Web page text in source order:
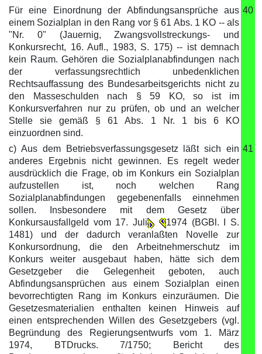
Für eine Einordnung der Abfindungsansprüche aus
einem Sozialplan in den Rang vor § 61 Abs. 1 KO -- als
"Nr. 0" (Jauernig, Zwangsvollstreckungs- und
Konkursrecht, 16. Aufl., 1983, S. 175) -- ist demnach
kein Raum. Gehören die Sozialplanabfindungen nach
der verfassungsrechtlich unbedenklichen
Rechtsauffassung des Bundesarbeitsgerichts nicht zu
den Masseschulden nach § 59 KO, so ist im
Konkursverfahren nur zu prüfen, ob und an welcher
Stelle sie gemäß § 61 Abs. 1 Nr. 1 bis 6 KO
einzuordnen sind.
40
c) Aus dem Betriebsverfassungsgesetz läßt sich ein
anderes Ergebnis nicht gewinnen. Es regelt weder
ausdrücklich die Frage, ob im Konkurs ein Sozialplan
aufzustellen ist, noch welchen Rang
Sozialplanabfindungen gegebenenfalls einnehmen
sollen. Insbesondere mit dem Gesetz über
Konkursausfallgeld vom 17. Juli
1974 (BGBl. I S.
1481) und der dadurch veranlaßten Novelle zur
Konkursordnung, die den Arbeitnehmerschutz im
Konkurs weiter ausgebaut haben, hätte sich dem
Gesetzgeber die Gelegenheit geboten, auch
Abfindungsansprüchen aus einem Sozialplan einen
bevorrechtigten Rang im Konkurs einzuräumen. Die
Gesetzesmaterialien enthalten keinen Hinweis auf
einen entsprechenden Willen des Gesetzgebers (vgl.
Begründung des Regierungsentwurfs vom 1. März
1974, BTDrucks. 7/1750; Bericht des
41